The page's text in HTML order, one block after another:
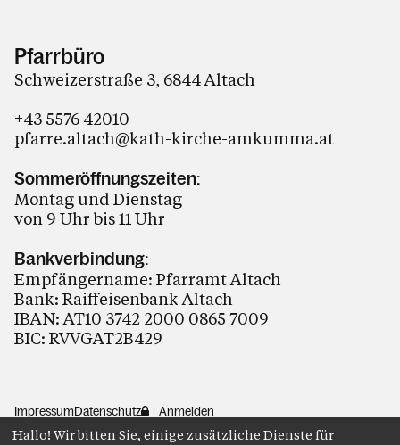
Pfarrbüro
Schweizerstraße 3, 6844 Altach
+43 5576 42010
pfarre.altach@kath-kirche-amkumma.at
Sommeröffnungszeiten:
Montag und Dienstag
von 9 Uhr bis 11 Uhr
Bankverbindung:
Empfängername: Pfarramt Altach
Bank: Raiffeisenbank Altach
IBAN: AT10 3742 2000 0865 7009
BIC: RVVGAT2B429
ImpressumDatenschutz Anmelden
Hallo! Wir bitten Sie, einige zusätzliche Dienste für